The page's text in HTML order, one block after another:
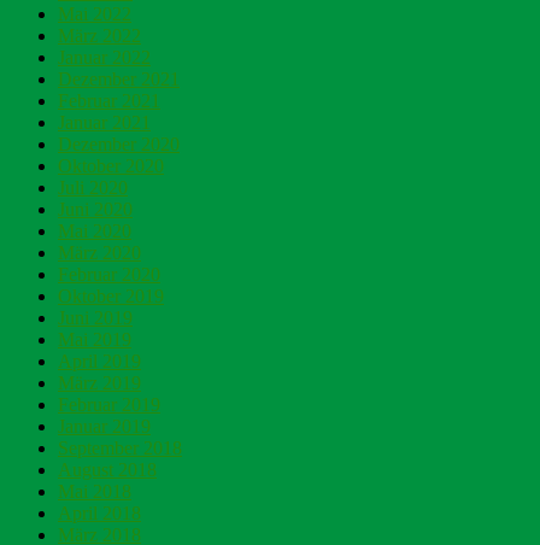
Mai 2022
März 2022
Januar 2022
Dezember 2021
Februar 2021
Januar 2021
Dezember 2020
Oktober 2020
Juli 2020
Juni 2020
Mai 2020
März 2020
Februar 2020
Oktober 2019
Juni 2019
Mai 2019
April 2019
März 2019
Februar 2019
Januar 2019
September 2018
August 2018
Mai 2018
April 2018
März 2018